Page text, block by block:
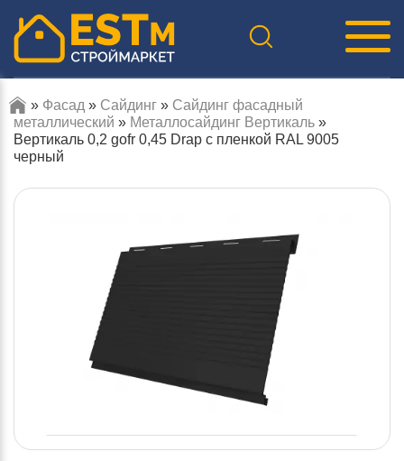
» Фасад » Сайдинг » Сайдинг фасадный
металлический » Металлосайдинг Вертикаль »
Вертикаль 0,2 gofr 0,45 Drap с пленкой RAL 9005
черный